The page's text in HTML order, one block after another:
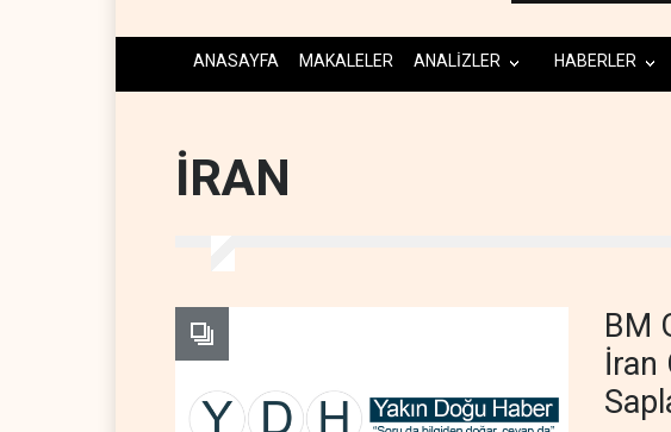
ANASAYFA MAKALELER ANALİZLER HABERLER
İRAN
BM
İran